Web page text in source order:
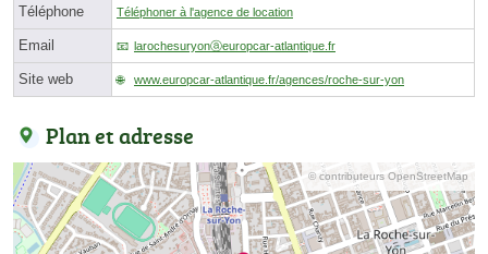
Téléphone Téléphoner à l'agence de location
Email larochesuryonⓐeuropcar-atlantique.fr
Site web www.europcar-atlantique.fr/agences/roche-sur-yon
Plan et adresse
© contributeurs OpenStreetMap